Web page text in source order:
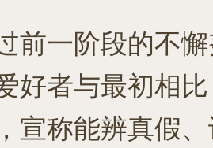
一阶段的不懈
好者与最初相
宣称能辨真假